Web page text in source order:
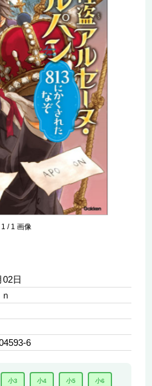
1 / 1 画像
02日
6
小3 小4 小5 小6